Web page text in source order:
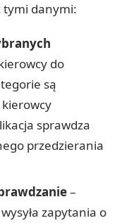
tymi danymi:
do
są
sprawdza
przedzierania
–
zapytania o